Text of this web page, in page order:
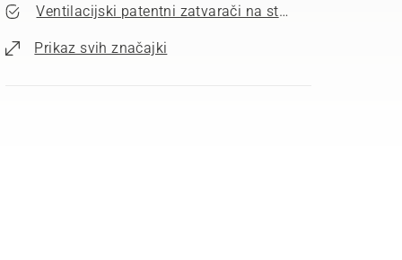
Ventilacijski patentni zatvarači na stražnjoj strani
Prikaz svih značajki